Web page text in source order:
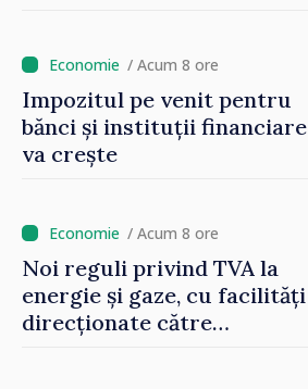
taxare mai echitabilă
/ Acum 8 ore
Impozitul pe venit pentru
bănci și instituții financiare
va crește
/ Acum 8 ore
Noi reguli privind TVA la
energie și gaze, cu facilități
direcționate către